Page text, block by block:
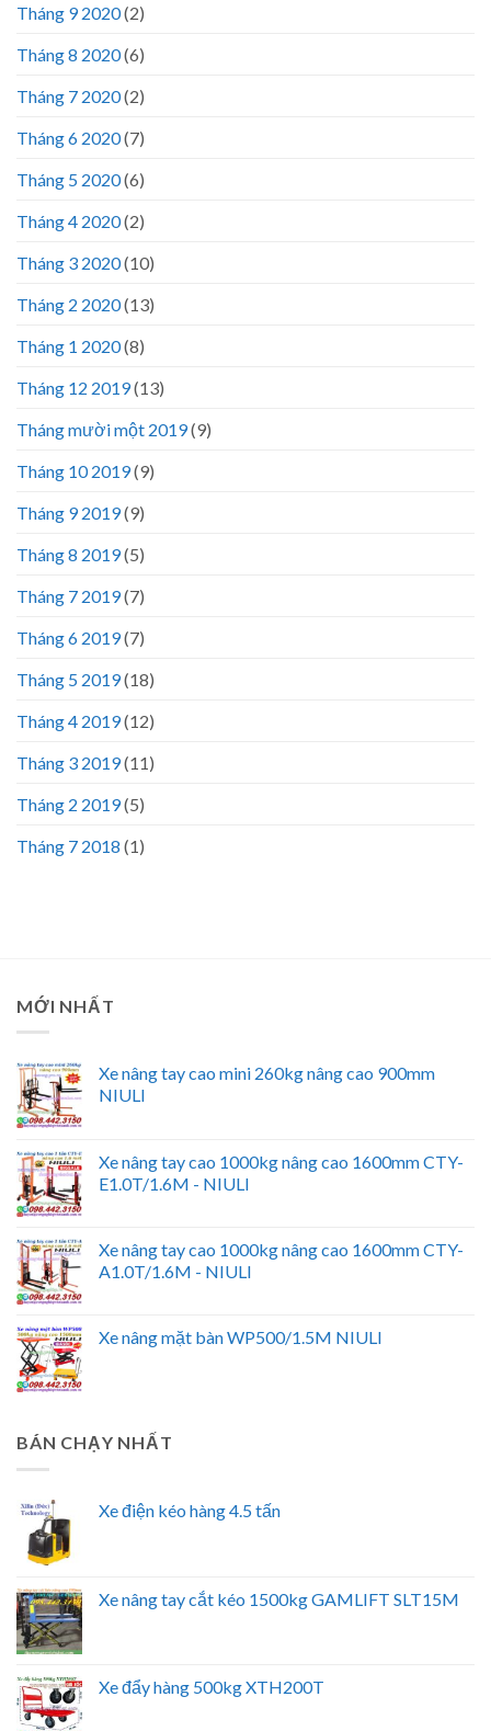
Tháng 9 2020(2)
Tháng 8 2020(6)
Tháng 7 2020(2)
Tháng 6 2020(7)
Tháng 5 2020(6)
Tháng 4 2020(2)
Tháng 3 2020(10)
Tháng 2 2020(13)
Tháng 1 2020(8)
Tháng 12 2019(13)
Tháng mười một 2019(9)
Tháng 10 2019(9)
Tháng 9 2019(9)
Tháng 8 2019(5)
Tháng 7 2019(7)
Tháng 6 2019(7)
Tháng 5 2019(18)
Tháng 4 2019(12)
Tháng 3 2019(11)
Tháng 2 2019(5)
Tháng 7 2018 (1)
MỚI NHẤT
Xe nâng tay cao mini 260kg nâng cao 900mm
NIULI
Xe nâng tay cao 1000kg nâng cao 1600mm CTY-
E1.0T/1.6M - NIULI
Xe nâng tay cao 1000kg nâng cao 1600mm CTY-
A1.0T/1.6M - NIULI
Xe nâng mặt bàn WP500/1.5M NIULI
BÁN CHẠY NHẤT
Xe điện kéo hàng 4.5 tấn
Xe nâng tay cắt kéo 1500kg GAMLIFT SLT15M
Xe đẩy hàng 500kg XTH200T